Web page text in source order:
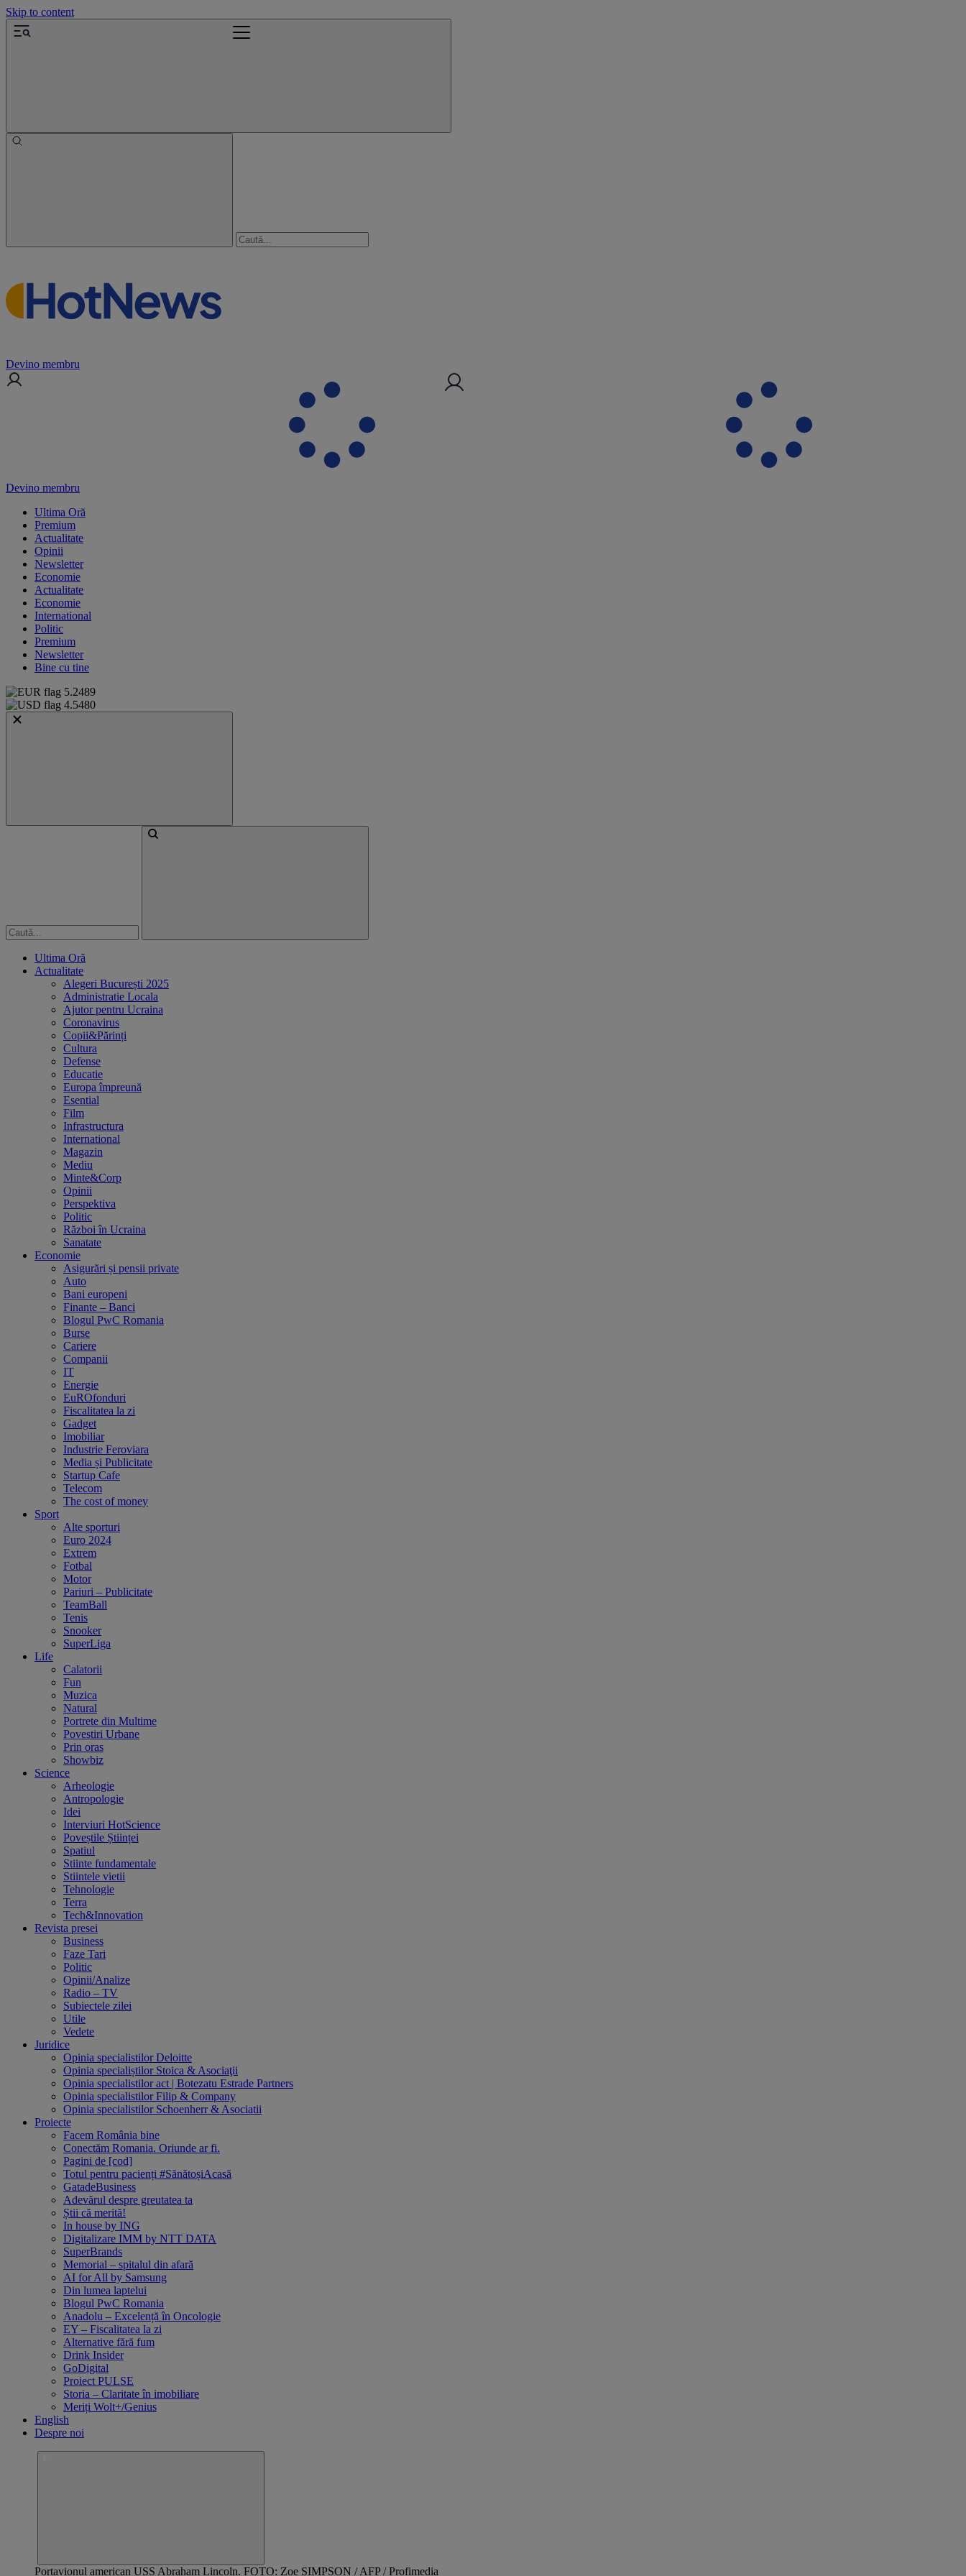
Skip to content
Devino membru
Devino membru
Ultima Oră
Premium
Actualitate
Opinii
Newsletter
Economie
Actualitate
Economie
International
Politic
Premium
Newsletter
Bine cu tine
5.2489
4.5480
Ultima Oră
Actualitate
Alegeri București 2025
Administratie Locala
Ajutor pentru Ucraina
Coronavirus
Copii&Părinți
Cultura
Defense
Educatie
Europa împreună
Esential
Film
Infrastructura
International
Magazin
Mediu
Minte&Corp
Opinii
Perspektiva
Politic
Război în Ucraina
Sanatate
Economie
Asigurări și pensii private
Auto
Bani europeni
Finante – Banci
Blogul PwC Romania
Burse
Cariere
Companii
IT
Energie
EuROfonduri
Fiscalitatea la zi
Gadget
Imobiliar
Industrie Feroviara
Media și Publicitate
Startup Cafe
Telecom
The cost of money
Sport
Alte sporturi
Euro 2024
Extrem
Fotbal
Motor
Pariuri – Publicitate
TeamBall
Tenis
Snooker
SuperLiga
Life
Calatorii
Fun
Muzica
Natural
Portrete din Multime
Povestiri Urbane
Prin oras
Showbiz
Science
Arheologie
Antropologie
Idei
Interviuri HotScience
Poveștile Științei
Spatiul
Stiinte fundamentale
Stiintele vietii
Tehnologie
Terra
Tech&Innovation
Revista presei
Business
Faze Tari
Politic
Opinii/Analize
Radio – TV
Subiectele zilei
Utile
Vedete
Juridice
Opinia specialistilor Deloitte
Opinia specialiștilor Stoica & Asociaţii
Opinia specialistilor act | Botezatu Estrade Partners
Opinia specialistilor Filip & Company
Opinia specialistilor Schoenherr & Asociatii
Proiecte
Facem România bine
Conectăm Romania. Oriunde ar fi.
Pagini de [cod]
Totul pentru pacienți #SănătoșiAcasă
GatadeBusiness
Adevărul despre greutatea ta
Știi că merită!
In house by ING
Digitalizare IMM by NTT DATA
SuperBrands
Memorial – spitalul din afară
AI for All by Samsung
Din lumea laptelui
Blogul PwC Romania
Anadolu – Excelență în Oncologie
EY – Fiscalitatea la zi
Alternative fără fum
Drink Insider
GoDigital
Proiect PULSE
Storia – Claritate în imobiliare
Meriți Wolt+/Genius
English
Despre noi
Portavionul american USS Abraham Lincoln. FOTO: Zoe SIMPSON / AFP / Profimedia